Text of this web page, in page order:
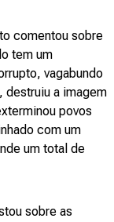
comentou sobre
tem um
vagabundo
destruiu a imagem
povos
com um
um total de
sobre as